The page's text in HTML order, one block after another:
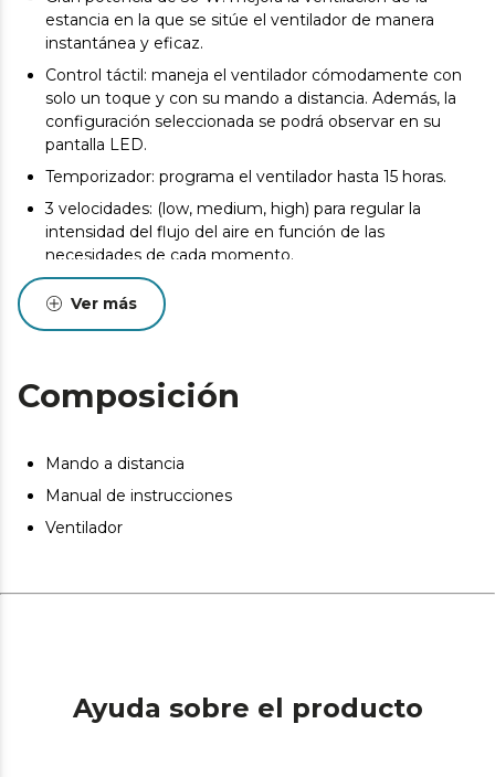
estancia en la que se sitúe el ventilador de manera
instantánea y eficaz.
Control táctil: maneja el ventilador cómodamente con
solo un toque y con su mando a distancia. Además, la
configuración seleccionada se podrá observar en su
pantalla LED.
Temporizador: programa el ventilador hasta 15 horas.
3 velocidades: (low, medium, high) para regular la
intensidad del flujo del aire en función de las
necesidades de cada momento.
3 modos de funcionamiento: (natural, normal, sleep)
para aportar una gran adaptabilidad en función de las
necesidades.
del aire fresco en la estancia en la cual sea ubicado.
Ver más
Composición
Mando a distancia
Manual de instrucciones
Ventilador
Ayuda sobre el producto